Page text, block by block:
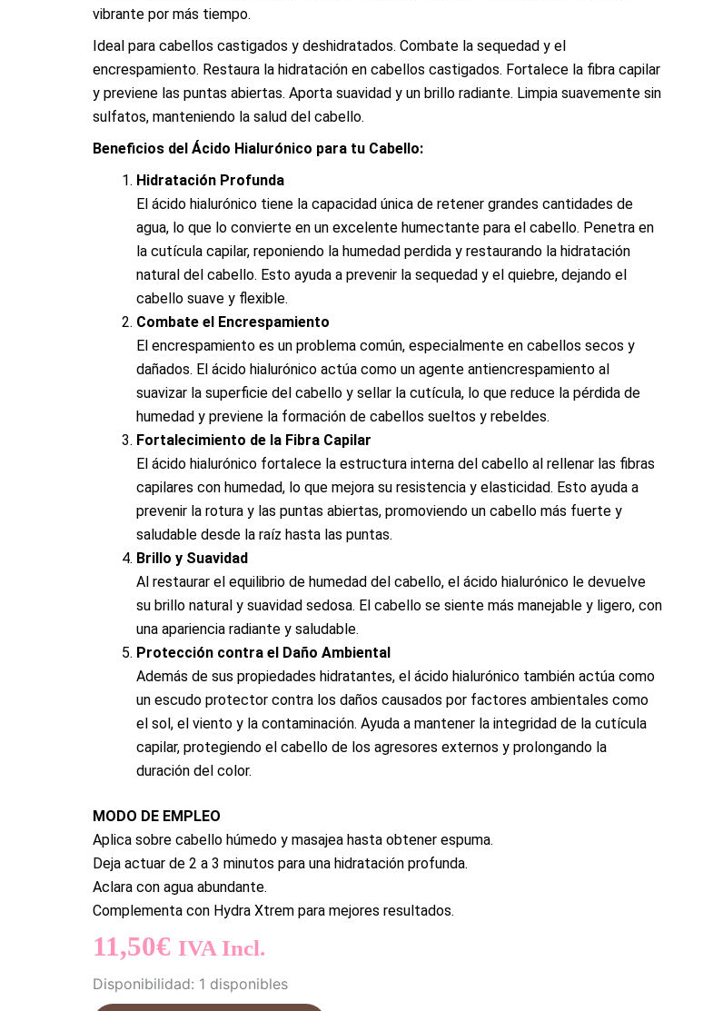
vibrante por más tiempo.
Ideal para cabellos castigados y deshidratados. Combate la sequedad y el
encrespamiento. Restaura la hidratación en cabellos castigados. Fortalece la fibra capilar
y previene las puntas abiertas. Aporta suavidad y un brillo radiante. Limpia suavemente sin
sulfatos, manteniendo la salud del cabello.
Beneficios del Ácido Hialurónico para tu Cabello:
Hidratación Profunda
El ácido hialurónico tiene la capacidad única de retener grandes cantidades de
agua, lo que lo convierte en un excelente humectante para el cabello. Penetra en
la cutícula capilar, reponiendo la humedad perdida y restaurando la hidratación
natural del cabello. Esto ayuda a prevenir la sequedad y el quiebre, dejando el
cabello suave y flexible.
Combate el Encrespamiento
El encrespamiento es un problema común, especialmente en cabellos secos y
dañados. El ácido hialurónico actúa como un agente antiencrespamiento al
suavizar la superficie del cabello y sellar la cutícula, lo que reduce la pérdida de
humedad y previene la formación de cabellos sueltos y rebeldes.
Fortalecimiento de la Fibra Capilar
El ácido hialurónico fortalece la estructura interna del cabello al rellenar las fibras
capilares con humedad, lo que mejora su resistencia y elasticidad. Esto ayuda a
prevenir la rotura y las puntas abiertas, promoviendo un cabello más fuerte y
saludable desde la raíz hasta las puntas.
Brillo y Suavidad
Al restaurar el equilibrio de humedad del cabello, el ácido hialurónico le devuelve
su brillo natural y suavidad sedosa. El cabello se siente más manejable y ligero, con
una apariencia radiante y saludable.
Protección contra el Daño Ambiental
Además de sus propiedades hidratantes, el ácido hialurónico también actúa como
un escudo protector contra los daños causados por factores ambientales como
el sol, el viento y la contaminación. Ayuda a mantener la integridad de la cutícula
capilar, protegiendo el cabello de los agresores externos y prolongando la
duración del color.
MODO DE EMPLEO
Aplica sobre cabello húmedo y masajea hasta obtener espuma.
Deja actuar de 2 a 3 minutos para una hidratación profunda.
Aclara con agua abundante.
Complementa con Hydra Xtrem para mejores resultados.
11,50€ IVA Incl.
Disponibilidad: 1 disponibles
Champú
Hyaluronic